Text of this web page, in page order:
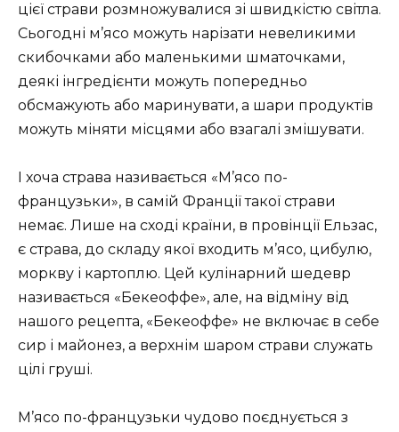
цієї страви розмножувалися зі швидкістю світла.
Сьогодні м’ясо можуть нарізати невеликими
скибочками або маленькими шматочками,
деякі інгредієнти можуть попередньо
обсмажують або маринувати, а шари продуктів
можуть міняти місцями або взагалі змішувати.
І хоча страва називається «М’ясо по-
французьки», в самій Франції такої страви
немає. Лише на сході країни, в провінції Ельзас,
є страва, до складу якої входить м’ясо, цибулю,
моркву і картоплю. Цей кулінарний шедевр
називається «Бекеоффе», але, на відміну від
нашого рецепта, «Бекеоффе» не включає в себе
сир і майонез, а верхнім шаром страви служать
цілі груші.
М’ясо по-французьки чудово поєднується з